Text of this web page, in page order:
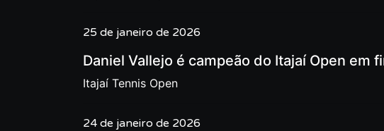
25 de janeiro de 2026
Daniel Vallejo é campeão do Itajaí Open em
Itajaí Tennis Open
24 de janeiro de 2026